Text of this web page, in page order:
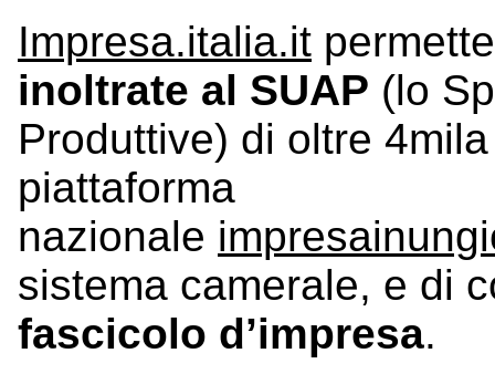
Impresa.italia.it
inoltrate al SUAP (lo
Produttive) di oltre
piattaforma
nazionale
sistema camerale, e di
fascicolo d’impresa.